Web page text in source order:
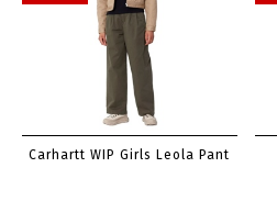
Carhartt WIP Girls Leola Pant